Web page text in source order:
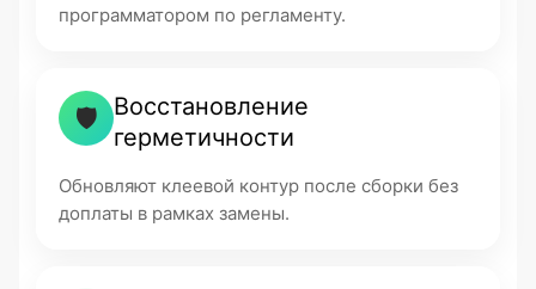
программатором по регламенту.
🛡
Восстановление
герметичности
Обновляют клеевой контур после сборки без
доплаты в рамках замены.